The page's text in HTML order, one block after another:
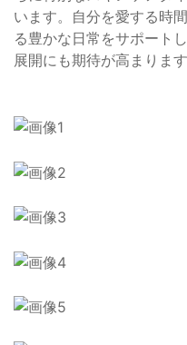
います。自分を愛する時
る豊かな日常をサポート
展開にも期待が高まります